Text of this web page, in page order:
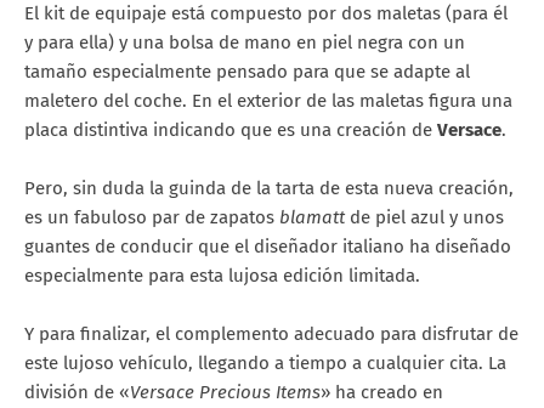
El kit de equipaje está compuesto por dos maletas (para él
y para ella) y una bolsa de mano en piel negra con un
tamaño especialmente pensado para que se adapte al
maletero del coche. En el exterior de las maletas figura una
placa distintiva indicando que es una creación de Versace.
Pero, sin duda la guinda de la tarta de esta nueva creación,
es un fabuloso par de zapatos blamattde piel azul y unos
guantes de conducir que el diseñador italiano ha diseñado
especialmente para esta lujosa edición limitada.
Y para finalizar, el complemento adecuado para disfrutar de
este lujoso vehículo, llegando a tiempo a cualquier cita. La
división de «Versace Precious Items» ha creado en